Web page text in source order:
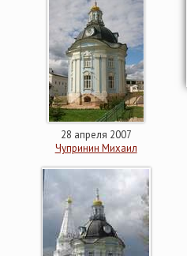
28 апреля 2007
Чупринин Михаил